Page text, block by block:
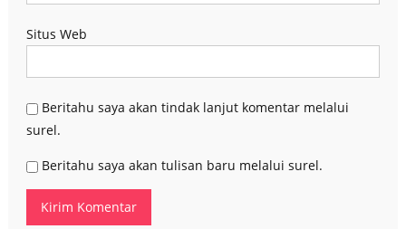
Situs Web
Beritahu saya akan tindak lanjut komentar melalui
surel.
Beritahu saya akan tulisan baru melalui surel.